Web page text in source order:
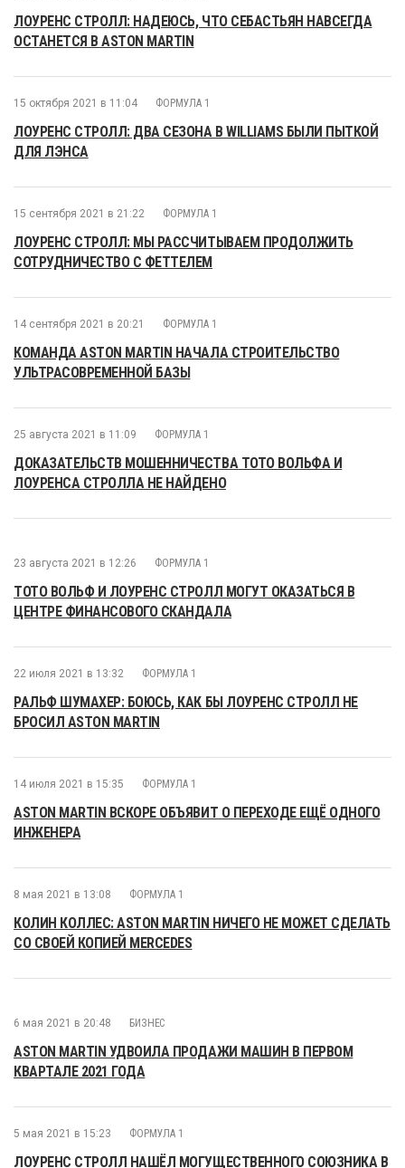
ЛОУРЕНС СТРОЛЛ: НАДЕЮСЬ, ЧТО СЕБАСТЬЯН НАВСЕГДА
ОСТАНЕТСЯ В ASTON MARTIN
15 октября 2021 в 11:04 ФОРМУЛА 1
ЛОУРЕНС СТРОЛЛ: ДВА СЕЗОНА В WILLIAMS БЫЛИ ПЫТКОЙ
ДЛЯ ЛЭНСА
15 сентября 2021 в 21:22 ФОРМУЛА 1
ЛОУРЕНС СТРОЛЛ: МЫ РАССЧИТЫВАЕМ ПРОДОЛЖИТЬ
СОТРУДНИЧЕСТВО С ФЕТТЕЛЕМ
14 сентября 2021 в 20:21 ФОРМУЛА 1
КОМАНДА ASTON MARTIN НАЧАЛА СТРОИТЕЛЬСТВО
УЛЬТРАСОВРЕМЕННОЙ БАЗЫ
25 августа 2021 в 11:09 ФОРМУЛА 1
ДОКАЗАТЕЛЬСТВ МОШЕННИЧЕСТВА ТОТО ВОЛЬФА И
ЛОУРЕНСА СТРОЛЛА НЕ НАЙДЕНО
23 августа 2021 в 12:26 ФОРМУЛА 1
ТОТО ВОЛЬФ И ЛОУРЕНС СТРОЛЛ МОГУТ ОКАЗАТЬСЯ В
ЦЕНТРЕ ФИНАНСОВОГО СКАНДАЛА
22 июля 2021 в 13:32 ФОРМУЛА 1
РАЛЬФ ШУМАХЕР: БОЮСЬ, КАК БЫ ЛОУРЕНС СТРОЛЛ НЕ
БРОСИЛ ASTON MARTIN
14 июля 2021 в 15:35 ФОРМУЛА 1
ASTON MARTIN ВСКОРЕ ОБЪЯВИТ О ПЕРЕХОДЕ ЕЩЁ ОДНОГО
ИНЖЕНЕРА
8 мая 2021 в 13:08 ФОРМУЛА 1
КОЛИН КОЛЛЕС: ASTON MARTIN НИЧЕГО НЕ МОЖЕТ СДЕЛАТЬ
СО СВОЕЙ КОПИЕЙ MERCEDES
6 мая 2021 в 20:48 БИЗНЕС
ASTON MARTIN УДВОИЛА ПРОДАЖИ МАШИН В ПЕРВОМ
КВАРТАЛЕ 2021 ГОДА
5 мая 2021 в 15:23 ФОРМУЛА 1
ЛОУРЕНС СТРОЛЛ НАШЁЛ МОГУЩЕСТВЕННОГО СОЮЗНИКА В